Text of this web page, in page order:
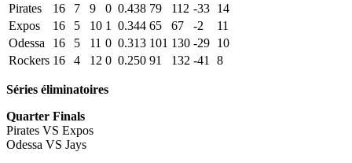
Pirates
16 7 9 0 0.438 79 112 -33 14
Expos
16 5 10 1 0.344 65 67 -2
11
Odessa
16 5 11 0 0.313 101 130 -29 10
Rockers 16 4 12 0 0.250 91 132 -41 8
Séries éliminatoires
Quarter Finals
Pirates VS Expos
Odessa VS Jays